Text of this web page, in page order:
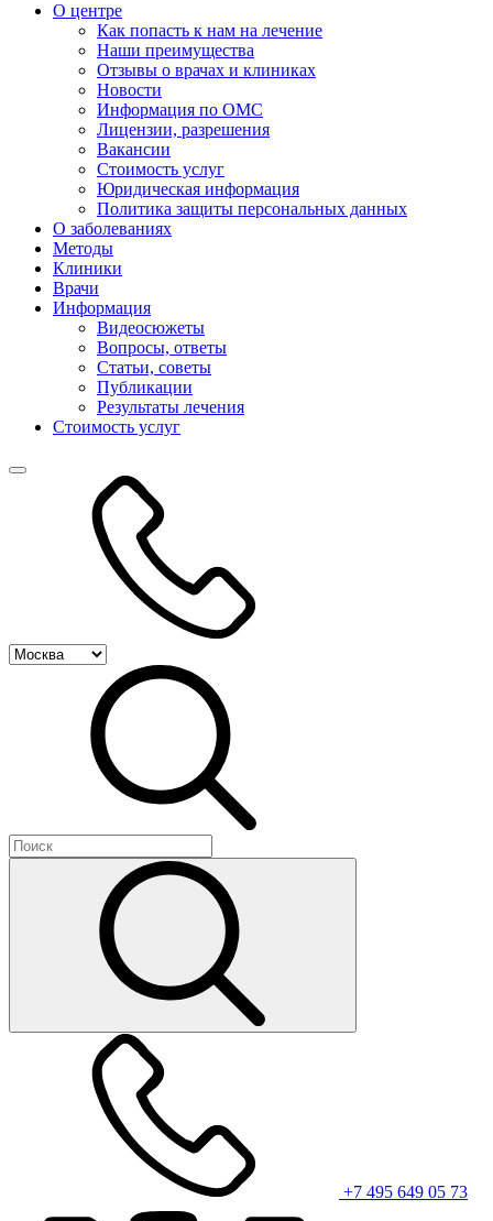
О центре
Как попасть к нам на лечение
Наши преимущества
Отзывы о врачах и клиниках
Новости
Информация по ОМС
Лицензии, разрешения
Вакансии
Стоимость услуг
Юридическая информация
Политика защиты персональных данных
О заболеваниях
Методы
Клиники
Врачи
Информация
Видеосюжеты
Вопросы, ответы
Статьи, советы
Публикации
Результаты лечения
Стоимость услуг
+7 495 649 05 73